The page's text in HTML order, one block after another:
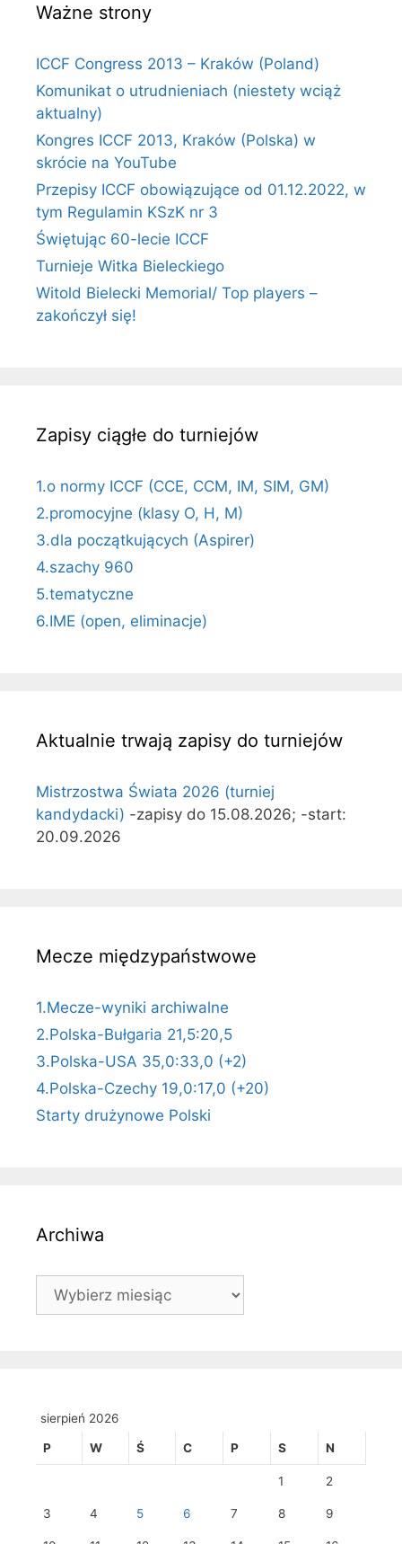
Ważne strony
ICCF Congress 2013 – Kraków (Poland)
Komunikat o utrudnieniach (niestety wciąż
aktualny)
Kongres ICCF 2013, Kraków (Polska) w
skrócie na YouTube
Przepisy ICCF obowiązujące od 01.12.2022, w
tym Regulamin KSzK nr 3
Świętując 60-lecie ICCF
Turnieje Witka Bieleckiego
Witold Bielecki Memorial/ Top players –
zakończył się!
Zapisy ciągłe do turniejów
1.o normy ICCF (CCE, CCM, IM, SIM, GM)
2.promocyjne (klasy O, H, M)
3.dla początkujących (Aspirer)
4.szachy 960
5.tematyczne
6.IME (open, eliminacje)
Aktualnie trwają zapisy do turniejów
Mistrzostwa Świata 2026 (turniej
kandydacki) -zapisy do 15.08.2026; -start:
20.09.2026
Mecze międzypaństwowe
1.Mecze-wyniki archiwalne
2.Polska-Bułgaria 21,5:20,5
3.Polska-USA 35,0:33,0 (+2)
4.Polska-Czechy 19,0:17,0 (+20)
Starty drużynowe Polski
Archiwa
Archiwa
sierpień 2026
P W Ś C P S N
1 2
3 4 5 6 7 8 9